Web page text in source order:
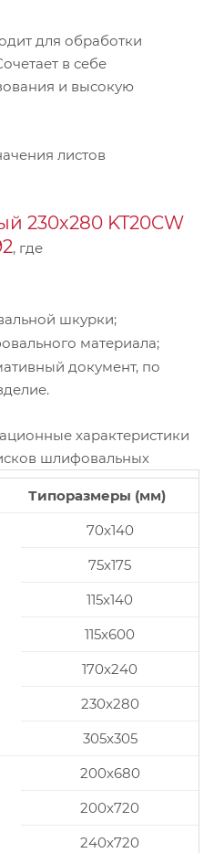
для обработки
в себе
и высокую
листов
230х280 KT20CW
, где
шкурки;
материала;
документ, по
характеристики
шлифовальных
Типоразмеры (мм)
70x140
75x175
115x140
115x600
170x240
230x280
305x305
200х680
200х720
240х720